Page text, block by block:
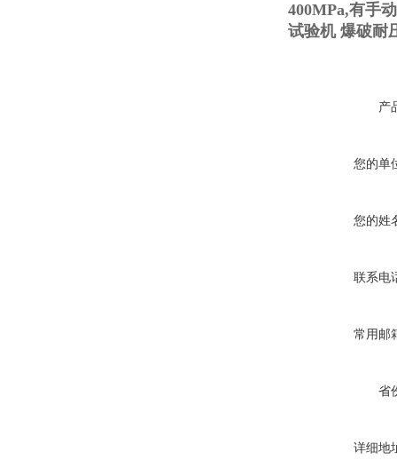
400MPa,有手
试验机 爆破耐
产
您的单
您的姓
联系电
常用邮
省
详细地